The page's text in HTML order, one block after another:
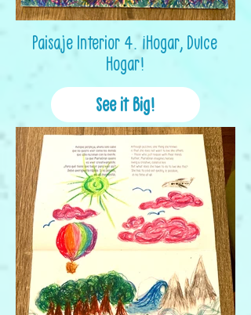
Paisaje Interior 4. ¡Hogar, Dulce
Hogar!
See it Big!